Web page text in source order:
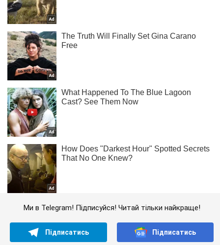
Ми в Telegram! Підписуйся! Читай тільки найкраще!
Підписатись Підписатись